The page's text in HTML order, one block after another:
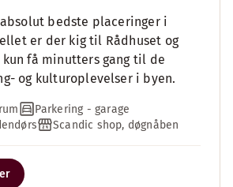
bedste placeringer i
er der kig til Rådhuset og
kun få minutters gang til de
og kulturoplevelser i byen.
Parkering - garage
Scandic shop, døgnåben